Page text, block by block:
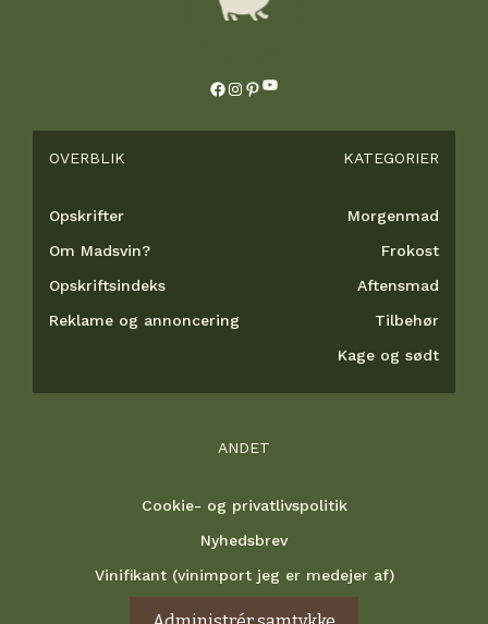
Facebook
Instagram
Pinterest
YouTube
OVERBLIK
Opskrifter
Om Madsvin?
Opskriftsindeks
Reklame og annoncering
KATEGORIER
Morgenmad
Frokost
Aftensmad
Tilbehør
Kage og sødt
ANDET
Cookie- og privatlivspolitik
Nyhedsbrev
Vinifikant (vinimport jeg er medejer af)